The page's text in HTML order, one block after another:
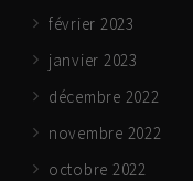
février 2023
janvier 2023
décembre 2022
novembre 2022
octobre 2022